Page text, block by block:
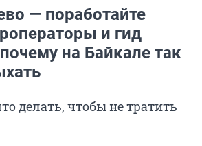
— поработайте
и гид
на Байкале так
делать, чтобы не тратить